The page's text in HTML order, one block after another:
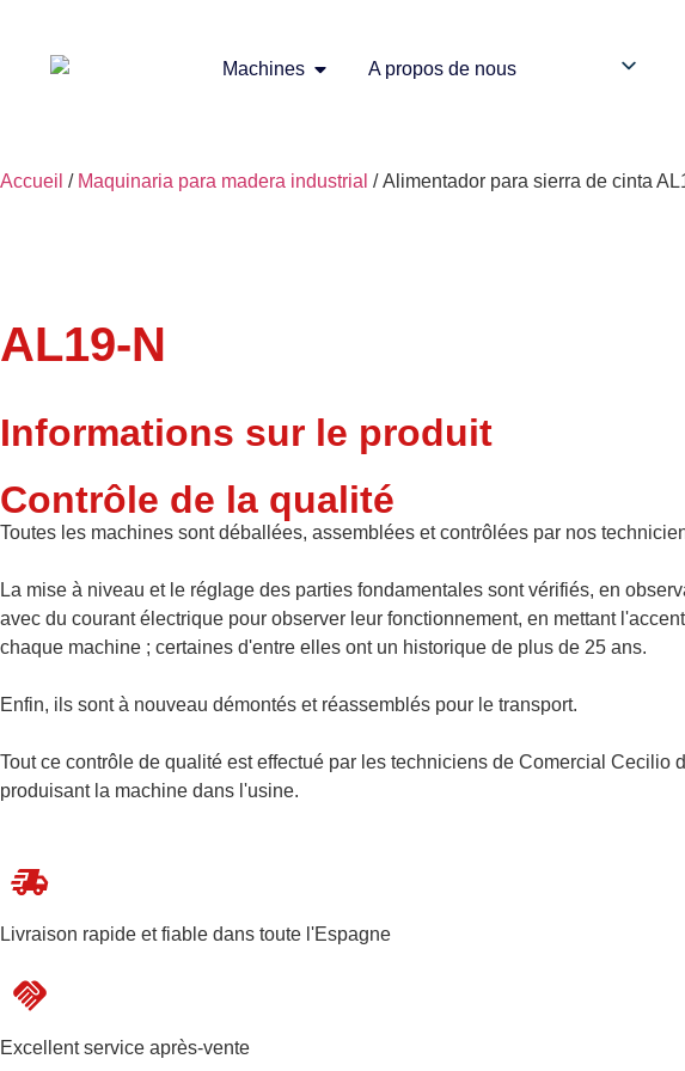
Machines A propos de nous
Accueil / Maquinaria para madera industrial / Alimentador para sierra de cinta
AL19-N
Informations sur le produit
Contrôle de la qualité
Toutes les machines sont déballées, assemblées et contrôlées par nos
La mise à niveau et le réglage des parties fondamentales sont vérifiés, en
avec du courant électrique pour observer leur fonctionnement, en mettant
chaque machine ; certaines d'entre elles ont un historique de plus de 25 ans.
Enfin, ils sont à nouveau démontés et réassemblés pour le transport.
Tout ce contrôle de qualité est effectué par les techniciens de Comercial
produisant la machine dans l'usine.
Livraison rapide et fiable dans toute l'Espagne
Excellent service après-vente